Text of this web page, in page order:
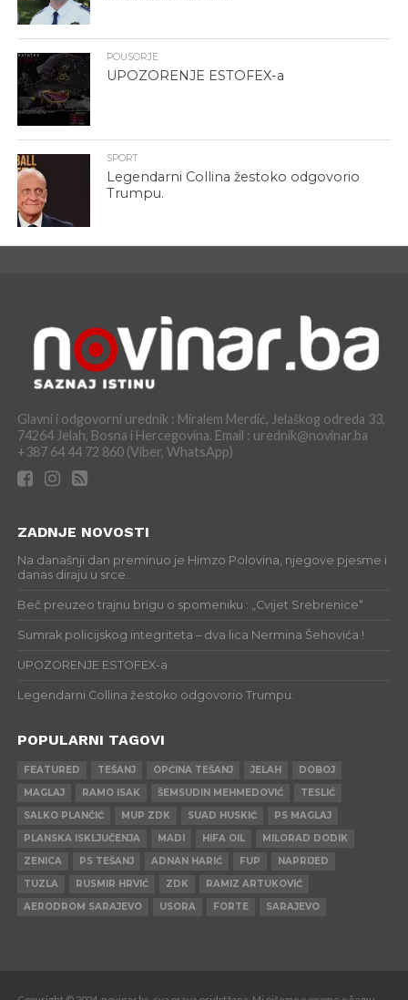
POUSORJE
UPOZORENJE ESTOFEX-a
SPORT
Legendarni Collina žestoko odgovorio
Trumpu.
Glavni i odgovorni urednik : Miralem Merdić, Jelaškog odreda 33,
74264 Jelah, Bosna i Hercegovina. Email : urednik@novinar.ba
+387 64 44 72 860 (Viber, WhatsApp)
ZADNJE NOVOSTI
Na današnji dan preminuo je Himzo Polovina, njegove pjesme i
danas diraju u srce..
Beč preuzeo trajnu brigu o spomeniku : „Cvijet Srebrenice“
Sumrak policijskog integriteta – dva lica Nermina Šehovića !
UPOZORENJE ESTOFEX-a
Legendarni Collina žestoko odgovorio Trumpu.
POPULARNI TAGOVI
FEATURED TEŠANJ OPĆINA TEŠANJ JELAH
DOBOJ
MAGLAJ
RAMO ISAK ŠEMSUDIN MEHMEDOVIĆ
TESLIĆ
SALKO PLANČIĆ
MUP ZDK SUAD HUSKIĆ
PS MAGLAJ
PLANSKA ISKLJUČENJA
MADI HIFA OIL
MILORAD DODIK
ZENICA
PS TEŠANJ ADNAN HARIĆ FUP
NAPRIJED
TUZLA
RUSMIR HRVIĆ ZDK
RAMIZ ARTUKOVIĆ
AERODROM SARAJEVO
USORA FORTE SARAJEVO